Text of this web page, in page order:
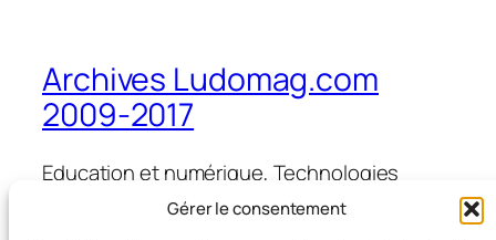
Gérer le consentement
Archives Ludomag.com
2009-2017
Education et numérique, Technologies
d'Apprentissage, e-learning, serious games,